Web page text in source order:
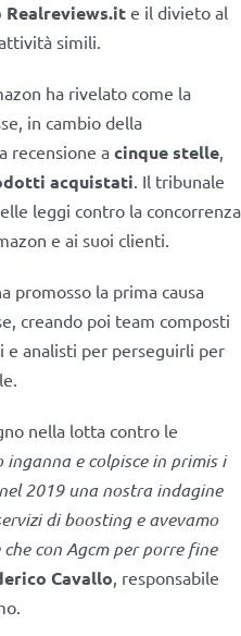
Realreviews.it e il divieto al
simili.
ha rivelato come la
in cambio della
recensione a cinque stelle,
acquistati. Il tribunale
leggi contro la concorrenza
e ai suoi clienti.
promosso la prima causa
creando poi team composti
e analisti per perseguirli per
nella lotta contro le
inganna e colpisce in primis i
2019 una nostra indagine
di boosting e avevamo
con Agcm per porre fine
Cavallo, responsabile